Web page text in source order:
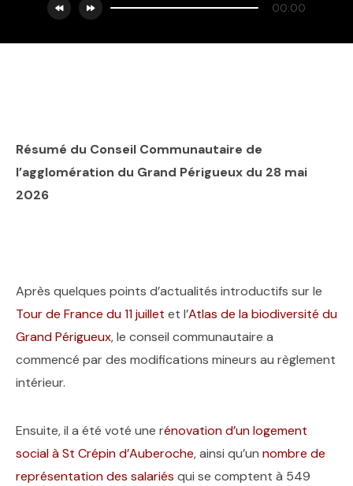
00:00
Résumé du Conseil Communautaire de
l’agglomération du Grand Périgueux du 28 mai
2026
Après quelques points d’actualités introductifs sur le
Tour de France du 11 juillet et l’Atlas de la biodiversité du
Grand Périgueux, le conseil communautaire a
commencé par des modifications mineurs au règlement
intérieur.
Ensuite, il a été voté une rénovation d’un logement
social à St Crépin d’Auberoche, ainsi qu’un nombre de
représentation des salariés qui se comptent à 549